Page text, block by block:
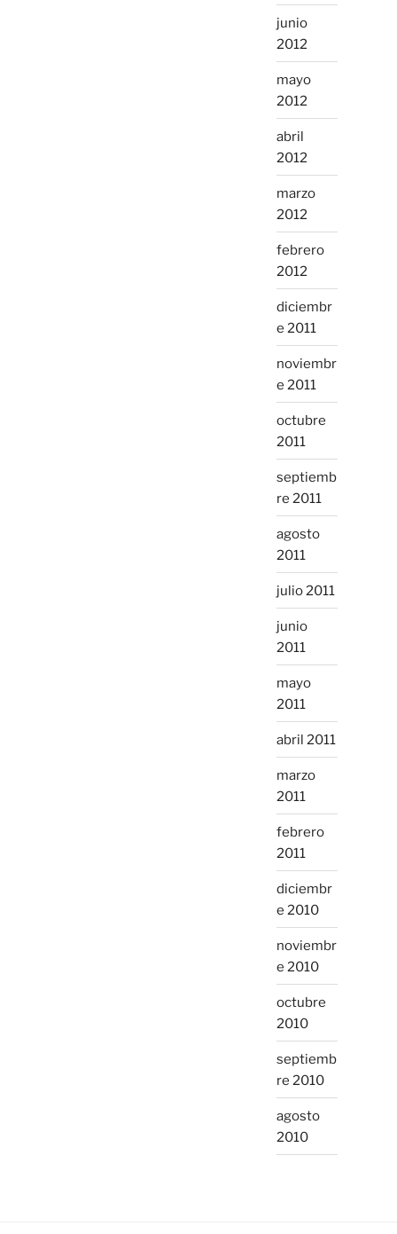
junio
2012
mayo
2012
abril
2012
marzo
2012
febrero
2012
diciembr
e 2011
noviembr
e 2011
octubre
2011
septiemb
re 2011
agosto
2011
julio 2011
junio
2011
mayo
2011
abril 2011
marzo
2011
febrero
2011
diciembr
e 2010
noviembr
e 2010
octubre
2010
septiemb
re 2010
agosto
2010